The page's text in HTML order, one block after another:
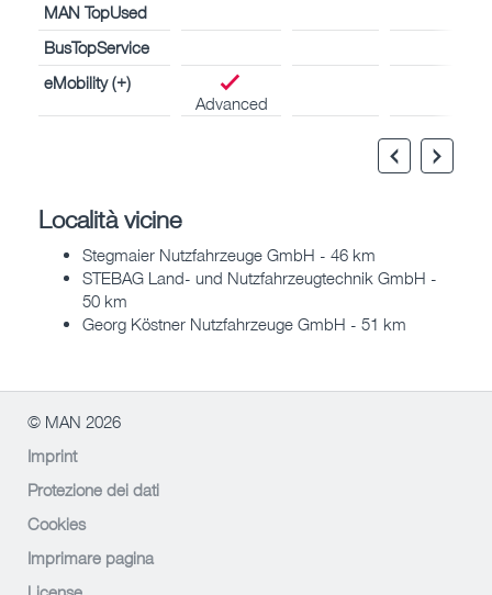
MAN TopUsed
BusTopService
eMobility (+)
Advanced
Località vicine
Stegmaier Nutzfahrzeuge GmbH - 46 km
STEBAG Land- und Nutzfahrzeugtechnik GmbH -
50 km
Georg Köstner Nutzfahrzeuge GmbH - 51 km
© MAN 2026
Imprint
Protezione dei dati
Cookies
Imprimare pagina